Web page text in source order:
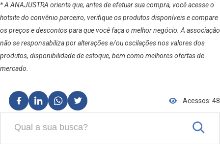
* A ANAJUSTRA orienta que, antes de efetuar sua compra, você acesse o
hotsite do convênio parceiro, verifique os produtos disponíveis e compare
os preços e descontos para que você faça o melhor negócio. A associação
não se responsabiliza por alterações e/ou oscilações nos valores dos
produtos, disponibilidade de estoque, bem como melhores ofertas de
mercado.
Acessos: 48